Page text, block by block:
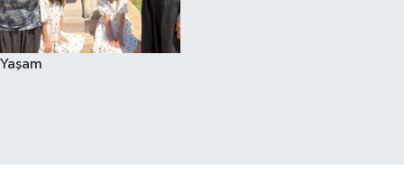
Yaşam